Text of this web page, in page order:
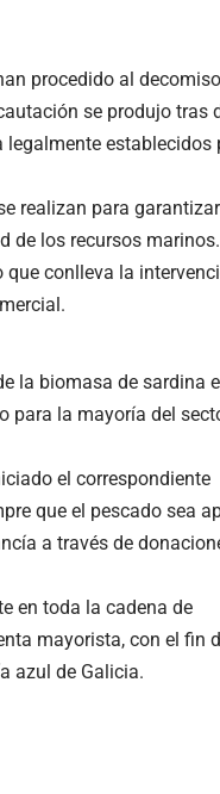
procedido al
se produjo tras
establecidos
realizan para
de los recursos
conlleva la
la biomasa de sardina
para la mayoría del
el correspondiente
que el pescado sea
a través de
en toda la cadena de
mayorista, con el fin
azul de Galicia.